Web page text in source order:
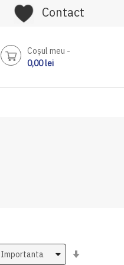
Contact
Coşul meu
0,00 lei